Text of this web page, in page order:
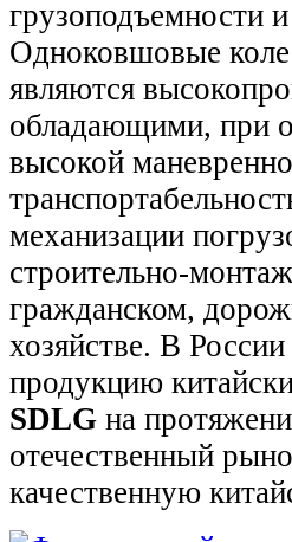
грузоподъемности
Одноковшовые
являются
обладающими, при
высокой
механизации
строительно-
гражданском,
хозяйстве. В
продукцию
SDLG на
отечественный
качественную